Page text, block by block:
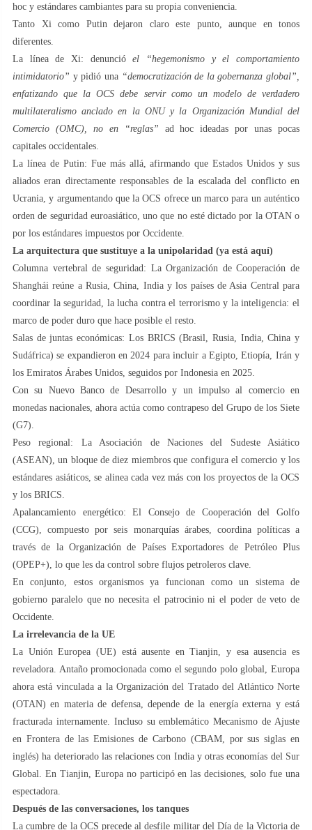
hoc y estándares cambiantes para su propia conveniencia.
Tanto Xi como Putin dejaron claro este punto, aunque en tonos
diferentes.
La línea de Xi: denuncióel “hegemonismo y el comportamiento
intimidatorio” y pidió una “democratización de la gobernanza global”,
enfatizando que la OCS debe servir como un modelo de verdadero
multilateralismo anclado en la ONU y la Organización Mundial del
Comercio (OMC), no en “reglas” ad hoc ideadas por unas pocas
capitales occidentales.
La línea de Putin: Fue más allá, afirmando que Estados Unidos y sus
aliados eran directamente responsables de la escalada del conflicto en
Ucrania, y argumentando que la OCS ofrece un marco para un auténtico
orden de seguridad euroasiático, uno que no esté dictado por la OTAN o
por los estándares impuestos por Occidente.
La arquitectura que sustituye a la unipolaridad (ya está aquí)
Columna vertebral de seguridad: La Organización de Cooperación de
Shanghái reúne a Rusia, China, India y los países de Asia Central para
coordinar la seguridad, la lucha contra el terrorismo y la inteligencia: el
marco de poder duro que hace posible el resto.
Salas de juntas económicas: Los BRICS (Brasil, Rusia, India, China y
Sudáfrica) se expandieron en 2024 para incluir a Egipto, Etiopía, Irán y
los Emiratos Árabes Unidos, seguidos por Indonesia en 2025.
Con su Nuevo Banco de Desarrollo y un impulso al comercio en
monedas nacionales, ahora actúa como contrapeso del Grupo de los Siete
(G7).
Peso regional: La Asociación de Naciones del Sudeste Asiático
(ASEAN), un bloque de diez miembros que configura el comercio y los
estándares asiáticos, se alinea cada vez más con los proyectos de la OCS
y los BRICS.
Apalancamiento energético: El Consejo de Cooperación del Golfo
(CCG), compuesto por seis monarquías árabes, coordina políticas a
través de la Organización de Países Exportadores de Petróleo Plus
(OPEP+), lo que les da control sobre flujos petroleros clave.
En conjunto, estos organismos ya funcionan como un sistema de
gobierno paralelo que no necesita el patrocinio ni el poder de veto de
Occidente.
La irrelevancia de la UE
La Unión Europea (UE) está ausente en Tianjin, y esa ausencia es
reveladora. Antaño promocionada como el segundo polo global, Europa
ahora está vinculada a la Organización del Tratado del Atlántico Norte
(OTAN) en materia de defensa, depende de la energía externa y está
fracturada internamente. Incluso su emblemático Mecanismo de Ajuste
en Frontera de las Emisiones de Carbono (CBAM, por sus siglas en
inglés) ha deteriorado las relaciones con India y otras economías del Sur
Global. En Tianjin, Europa no participó en las decisiones, solo fue una
espectadora.
Después de las conversaciones, los tanques
La cumbre de la OCS precede al desfile militar del Día de la Victoria de